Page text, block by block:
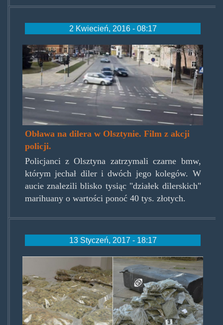
2 Kwiecień, 2016 - 08:17
policja-
302423.jpg
Obława na dilera w Olsztynie. Film z akcji
policji.
Policjanci z Olsztyna zatrzymali czarne bmw,
którym jechał diler i dwóch jego kolegów. W
aucie znalezili blisko tysiąc "działek dilerskich"
marihuany o wartości ponoć 40 tys. złotych.
13 Styczeń, 2017 - 18:17
przemytmj130117.jpg